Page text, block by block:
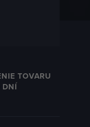
TOVARU
DNÍ